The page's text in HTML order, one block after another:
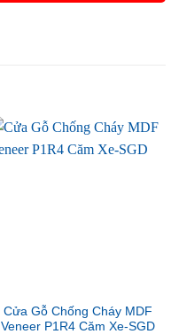
Cửa Gỗ Chống Cháy MDF
Veneer P1R4 Căm Xe-SGD